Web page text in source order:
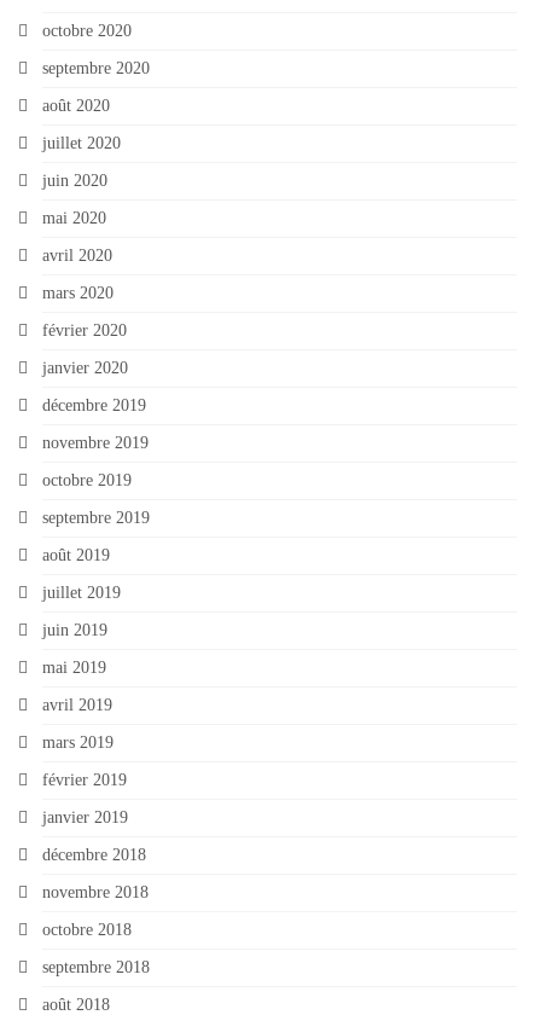
octobre 2020
septembre 2020
août 2020
juillet 2020
juin 2020
mai 2020
avril 2020
mars 2020
février 2020
janvier 2020
décembre 2019
novembre 2019
octobre 2019
septembre 2019
août 2019
juillet 2019
juin 2019
mai 2019
avril 2019
mars 2019
février 2019
janvier 2019
décembre 2018
novembre 2018
octobre 2018
septembre 2018
août 2018